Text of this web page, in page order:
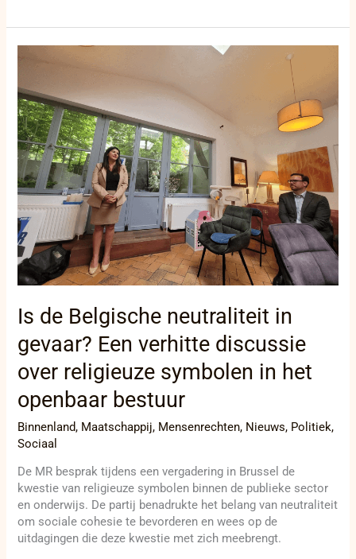
Is de Belgische neutraliteit in
gevaar? Een verhitte discussie
over religieuze symbolen in het
openbaar bestuur
Binnenland, Maatschappij, Mensenrechten, Nieuws, Politiek,
Sociaal
De MR besprak tijdens een vergadering in Brussel de
kwestie van religieuze symbolen binnen de publieke sector
en onderwijs. De partij benadrukte het belang van neutraliteit
om sociale cohesie te bevorderen en wees op de
uitdagingen die deze kwestie met zich meebrengt.
Belgische
neutraliteit
in
gevaar?
Een
verhitte
discussie
over
religieuze
symbolen
in
het
openbaar